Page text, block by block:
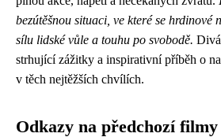
bezútěšnou situaci, ve které se hrdinové
sílu lidské vůle a touhu po svobodě.
strhující zážitky a inspirativní příběh o
v těch nejtěžších chvílích.
Odkazy na předchozí filmy